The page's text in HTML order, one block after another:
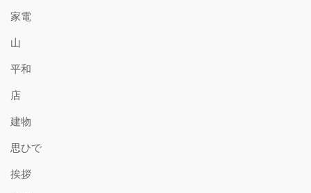
家電
山
平和
店
建物
思ひで
挨拶